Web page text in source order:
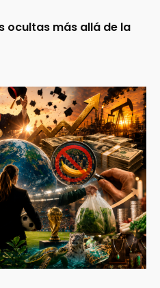
ocultas más allá de la